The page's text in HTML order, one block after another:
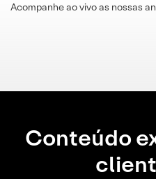
Acompanhe ao vivo as nossas
Conteúdo